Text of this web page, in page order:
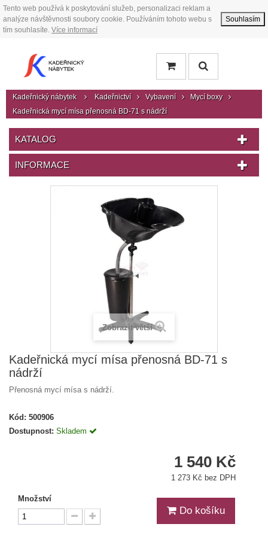
Tento web používá k poskytování služeb, personalizaci reklam a
analýze návštěvnosti soubory cookie. Používáním tohoto webu s
tím souhlasíte. Více informací
Souhlasím
Kadeřnický nábytek Kadeřnictví Vybavení
Mycí boxy
Kadeřnická mycí mísa přenosná BD-71 s nádrží
KATALOG
INFORMACE
Zobrazit větší
Kadeřnická mycí mísa přenosná BD-71 s
nádrží
Přenosná mycí mísa s nádrží.
Kód: 500906
Dostupnost: Skladem
1 540 Kč
1 273 Kč bez DPH
Množství
Do košíku